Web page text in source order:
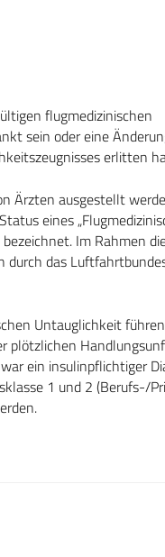
flugmedizinischen
sein oder eine
erlitten
Ärzten ausgestellt
eines
Im Rahmen
durch das
Untauglichkeit
plötzlichen
ein insulinpflichtiger
1 und 2 (Berufs-/